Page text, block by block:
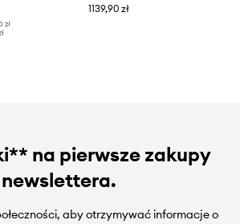
zł
1139,90 zł
na pierwsze zakupy
aby otrzymywać informacje o